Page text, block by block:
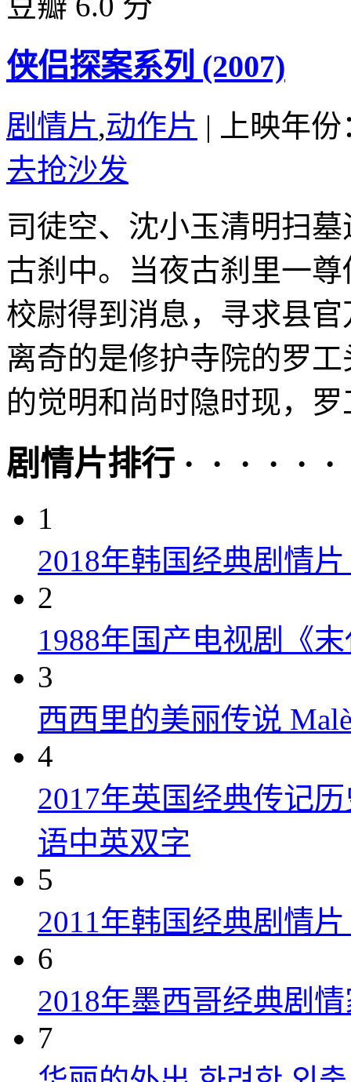
侠侣探案系列 (2007)
剧情片,动作片 |
上映年
去抢沙发
司徒空、沈小玉清明扫
古刹中。当夜古刹里一
校尉得到消息，寻求县
离奇的是修护寺院的罗
的觉明和尚时隐时现，
剧情片排行 · · · · · ·
1
2018年韩国经典剧情
2
1988年国产电视剧《
3
西西里的美丽传说
4
2017年英国经典传记
语中英双字
5
2011年韩国经典剧情
6
2018年墨西哥经典剧
7